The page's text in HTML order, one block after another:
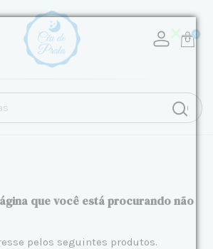
0
que você está procurando não
pelos seguintes produtos.